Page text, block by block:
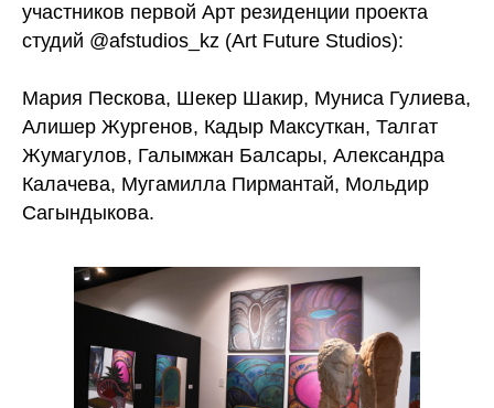
участников первой Арт резиденции проекта
студий @afstudios_kz (Art Future Studios):
Мария Пескова, Шекер Шакир, Муниса Гулиева,
Алишер Жургенов, Кадыр Максуткан, Талгат
Жумагулов, Галымжан Балсары, Александра
Калачева, Мугамилла Пирмантай, Мольдир
Сагындыкова.